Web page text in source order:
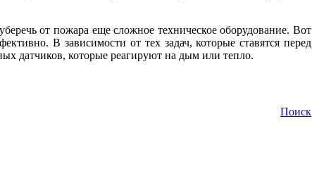
от пожара еще сложное техническое оборудование. Вот
В зависимости от тех задач, которые ставятся перед
датчиков, которые реагируют на дым или тепло.
Поиск